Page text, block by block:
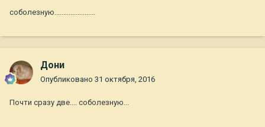
соболезную.......................
Дони
Опубликовано 31 октября, 2016
Почти сразу две.... соболезную...